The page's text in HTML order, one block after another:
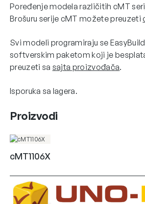
Poređenje modela različitih cMT
Brošuru serije cMT možete preuzeti
Svi modeli programiraju se
softverskim paketom koji je
preuzeti sa sajta proizvođača.
Isporuka sa lagera.
Proizvodi
cMT1106X